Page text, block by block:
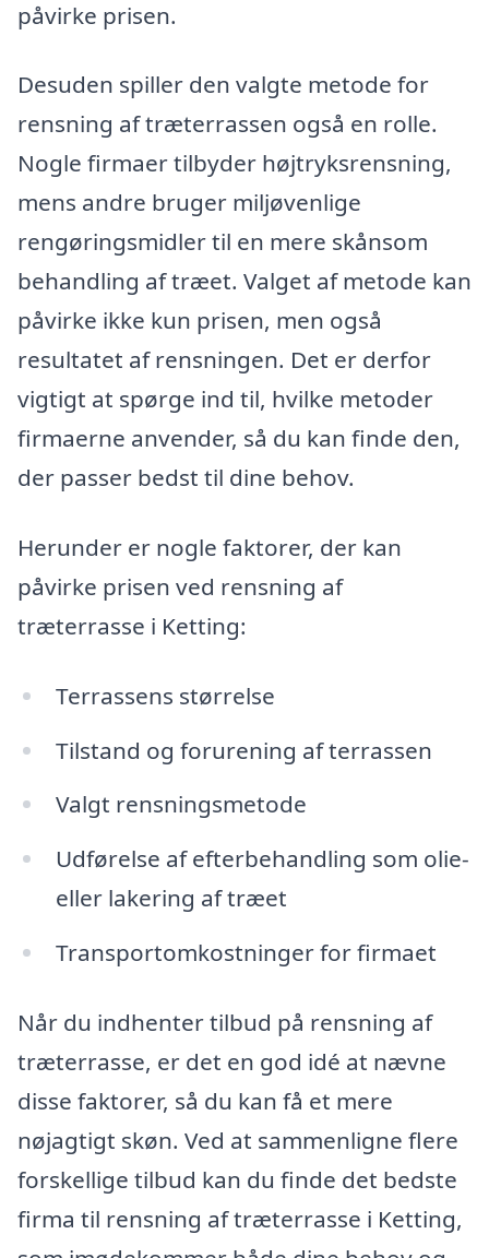
påvirke prisen.
Desuden spiller den valgte metode for
rensning af træterrassen også en rolle.
Nogle firmaer tilbyder højtryksrensning,
mens andre bruger miljøvenlige
rengøringsmidler til en mere skånsom
behandling af træet. Valget af metode kan
påvirke ikke kun prisen, men også
resultatet af rensningen. Det er derfor
vigtigt at spørge ind til, hvilke metoder
firmaerne anvender, så du kan finde den,
der passer bedst til dine behov.
Herunder er nogle faktorer, der kan
påvirke prisen ved rensning af
træterrasse i Ketting:
Terrassens størrelse
Tilstand og forurening af terrassen
Valgt rensningsmetode
Udførelse af efterbehandling som olie-
eller lakering af træet
Transportomkostninger for firmaet
Når du indhenter tilbud på rensning af
træterrasse, er det en god idé at nævne
disse faktorer, så du kan få et mere
nøjagtigt skøn. Ved at sammenligne flere
forskellige tilbud kan du finde det bedste
firma til rensning af træterrasse i Ketting,